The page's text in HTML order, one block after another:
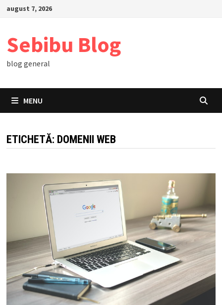
Skipaugust 7, 2026
Sebibu Blog
blog general
MENU
ETICHETĂ: DOMENII WEB